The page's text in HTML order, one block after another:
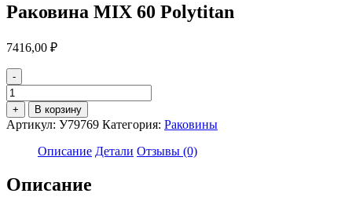
Раковина MIX 60 Polytitan
7416,00 ₽
-
Количество
товара
Раковина
MIX
Polytitan
+ В корзину
Артикул: У79769 Категория: Раковины
Описание Детали Отзывы (0)
Описание